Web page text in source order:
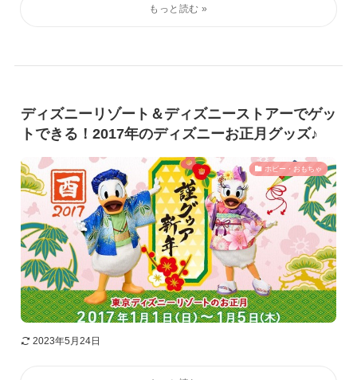
ディズニーリゾート＆ディズニーストアーでゲッ
トできる！2017年のディズニーお正月グッズ♪
ホビー・おもちゃ
2023年5月24日